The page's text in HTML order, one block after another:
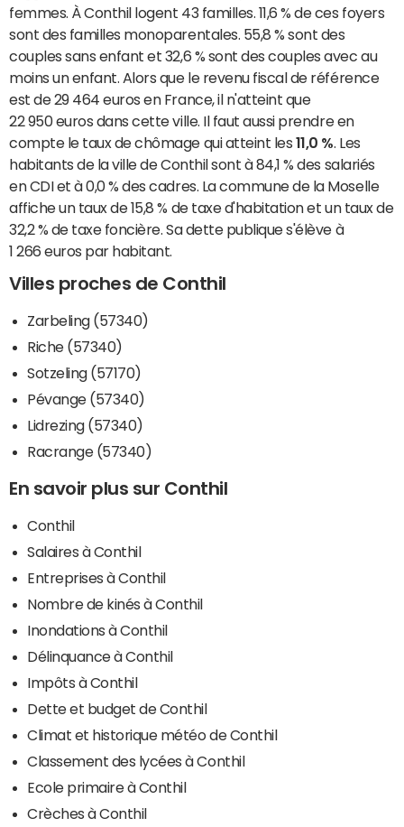
femmes. À Conthil logent 43 familles. 11,6 % de ces foyers
sont des familles monoparentales. 55,8 % sont des
couples sans enfant et 32,6 % sont des couples avec au
moins un enfant. Alors que le revenu fiscal de référence
est de 29 464 euros en France, il n'atteint que
22 950 euros dans cette ville. Il faut aussi prendre en
compte le taux de chômage qui atteint les 11,0 % . Les
habitants de la ville de Conthil sont à 84,1 % des salariés
en CDI et à 0,0 % des cadres. La commune de la Moselle
affiche un taux de 15,8 % de taxe d'habitation et un taux de
32,2 % de taxe foncière. Sa dette publique s'élève à
1 266 euros par habitant.
Villes proches de Conthil
Zarbeling (57340)
Riche (57340)
Sotzeling (57170)
Pévange (57340)
Lidrezing (57340)
Racrange (57340)
En savoir plus sur Conthil
Conthil
Salaires à Conthil
Entreprises à Conthil
Nombre de kinés à Conthil
Inondations à Conthil
Délinquance à Conthil
Impôts à Conthil
Dette et budget de Conthil
Climat et historique météo de Conthil
Classement des lycées à Conthil
Ecole primaire à Conthil
Crèches à Conthil